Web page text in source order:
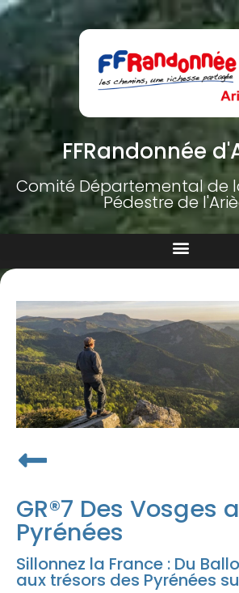
FFRandonnée
Comité Départemental de
Pédestre de
GR®7 Des Vosges
Pyrénées
Sillonnez la France : Du
aux trésors des Pyrénées